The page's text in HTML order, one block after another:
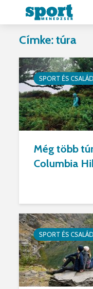
Címke: túra
SPORT ÉS CSALÁD
Még több
Columbia
SPORT ÉS CSALÁD